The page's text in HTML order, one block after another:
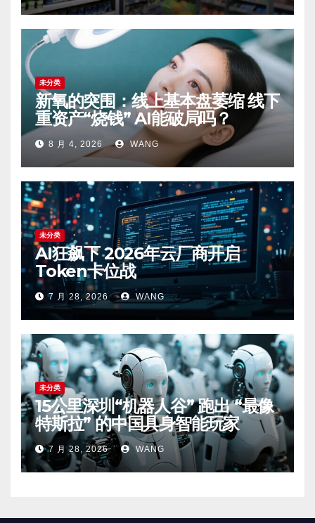
未分类
新氧的突围：线上基本盘萎缩 线下
重资产“烧钱” AI能破局吗？
8 月 4, 2026 WANG
未分类
AI狂飙下 2026年云厂商开启
Token卡位战
7 月 28, 2026 WANG
未分类
15公里深圳“机器人谷” 跑出 “最像
特斯拉” 的中国具身智能玩家
7 月 28, 2026 WANG